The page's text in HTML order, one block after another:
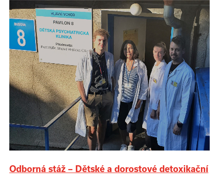
Odborná stáž – Dětské a dorostové detoxikační